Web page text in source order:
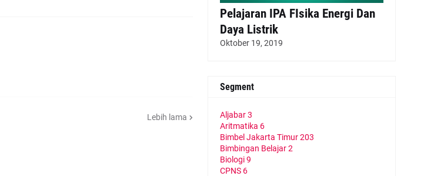
Lebih lama
Pelajaran IPA FIsika Energi Dan
Daya Listrik
Oktober 19, 2019
Segment
Aljabar3
Aritmatika 6
Bimbel Jakarta Timur203
Bimbingan Belajar2
Biologi9
CPNS 6